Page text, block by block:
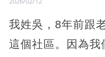
我姓吳，8年前跟
這個社區。因為我